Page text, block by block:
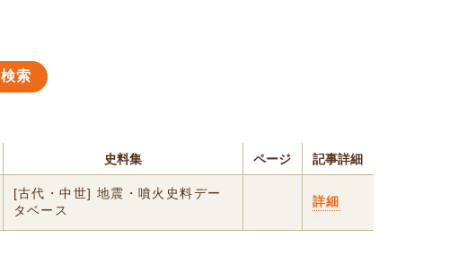
検索
史料集 ページ 記事詳細
[古代・中世] 地震・噴火史料デー
タベース
詳細